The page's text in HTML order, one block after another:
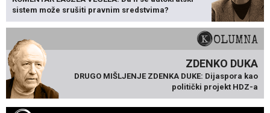
sistem može srušiti pravnim sredstvima?
KOLUMNA
ZDENKO DUKA
DRUGO MIŠLJENJE ZDENKA DUKE: Dijaspora kao
politički projekt HDZ-a